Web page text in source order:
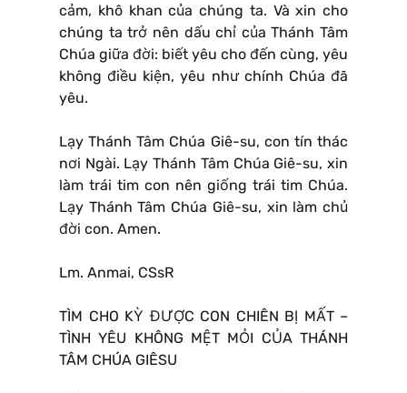
cảm, khô khan của chúng ta. Và xin cho
chúng ta trở nên dấu chỉ của Thánh Tâm
Chúa giữa đời: biết yêu cho đến cùng, yêu
không điều kiện, yêu như chính Chúa đã
yêu.
Lạy Thánh Tâm Chúa Giê-su, con tín thác
nơi Ngài. Lạy Thánh Tâm Chúa Giê-su, xin
làm trái tim con nên giống trái tim Chúa.
Lạy Thánh Tâm Chúa Giê-su, xin làm chủ
đời con. Amen.
Lm. Anmai, CSsR
TÌM CHO KỲ ĐƯỢC CON CHIÊN BỊ MẤT –
TÌNH YÊU KHÔNG MỆT MỎI CỦA THÁNH
TÂM CHÚA GIÊSU